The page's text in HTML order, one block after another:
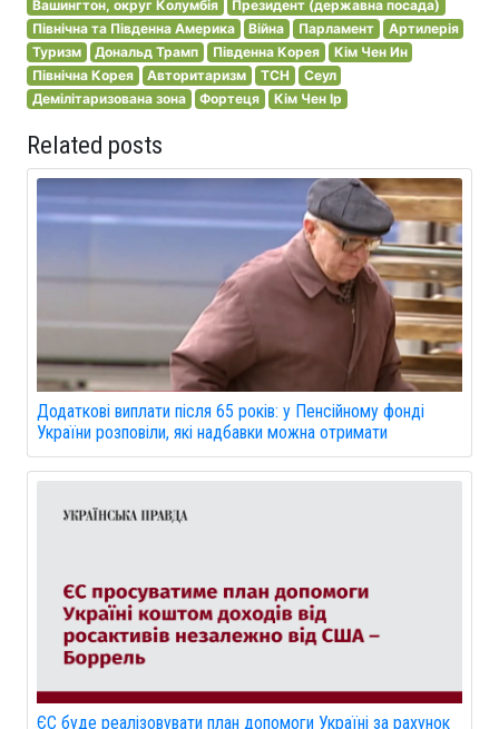
Вашингтон, округ Колумбія
Президент (державна посада)
Північна та Південна Америка
Війна Парламент
Артилерія
Туризм
Дональд Трамп Південна Корея
Кім Чен Ин
Північна Корея
Авторитаризм ТСН
Сеул
Демілітаризована зона
Фортеця Кім Чен Ір
Related posts
Додаткові виплати після 65 років: у Пенсійному фонді
України розповіли, які надбавки можна отримати
ЄС буде реалізовувати план допомоги Україні за рахунок